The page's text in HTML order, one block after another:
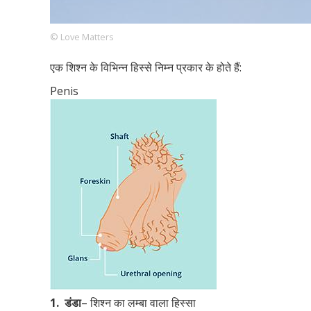
Footer
Company
हमारे सिद्धांत Just Poocho संपर्क करें
© Love Matters
एक शिश्न के विभिन्न हिस्से निम्न प्रकार के होते हैं:
Penis
1. डंडा– शिश्न का लम्बा वाला हिस्सा